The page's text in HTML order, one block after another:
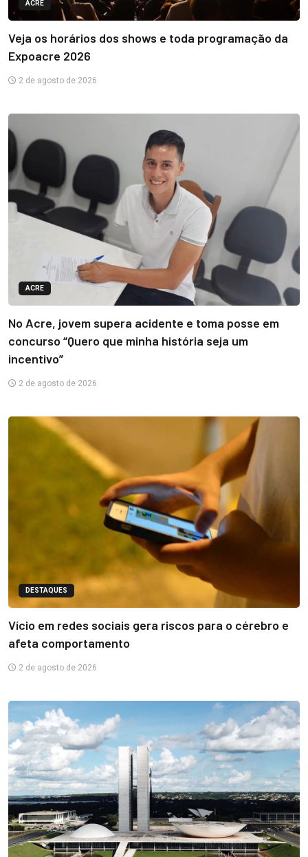
ACRE
Veja os horários dos shows e toda programação da
Expoacre 2026
2 de agosto de 2026
ACRE
No Acre, jovem supera acidente e toma posse em
concurso “Quero que minha história seja um
incentivo”
2 de agosto de 2026
DESTAQUES
Vício em redes sociais gera riscos para o cérebro e
afeta comportamento
2 de agosto de 2026